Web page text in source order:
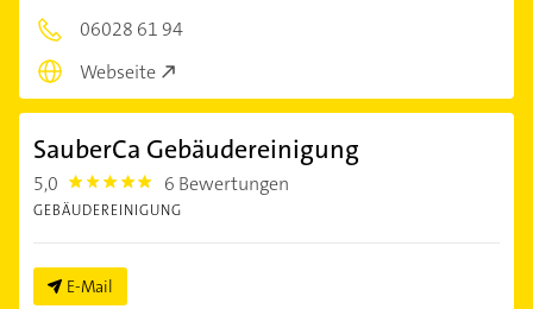
06028 61 94
Webseite
SauberCa Gebäudereinigung
5,0 5.0 6 Bewertungen
GEBÄUDEREINIGUNG
E-Mail